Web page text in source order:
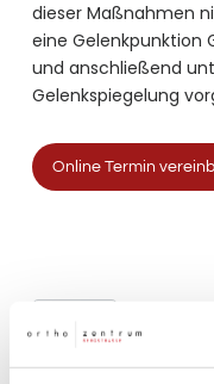
dieser Maßnahmen
eine Gelenkpunktion
und anschließend
Gelenkspiegelung
Online Termin
Wie